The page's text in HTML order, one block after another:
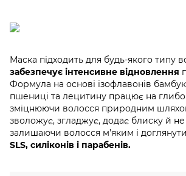
Маска підходить для будь-якого типу
забезпечує інтенсивне відновлення
Формула на основі ізофлавонів
пшениці та лецитину працює на
зміцнюючи волосся природним
зволожує, згладжує, додає блиску й
залишаючи волосся м’яким і
SLS, силіконів і парабенів.